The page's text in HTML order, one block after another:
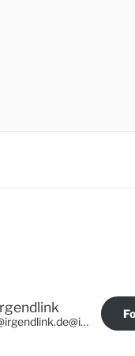
@irgendlink.de@irgendlink.de